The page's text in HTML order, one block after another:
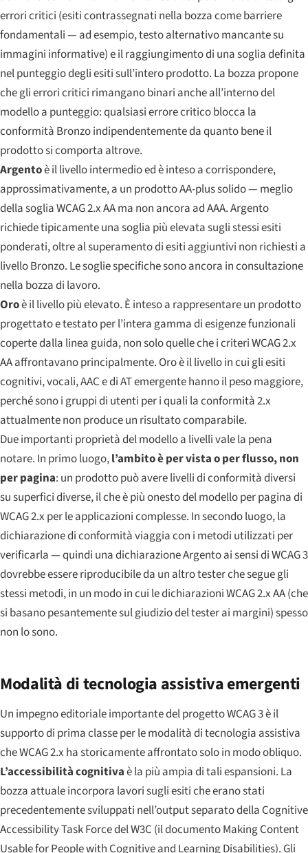
errori critici (esiti contrassegnati nella bozza come barriere
fondamentali — ad esempio, testo alternativo mancante su
immagini informative) e il raggiungimento di una soglia definita
nel punteggio degli esiti sull’intero prodotto. La bozza propone
che gli errori critici rimangano binari anche all’interno del
modello a punteggio: qualsiasi errore critico blocca la
conformità Bronzo indipendentemente da quanto bene il
prodotto si comporta altrove.
Argentoè il livello intermedio ed è inteso a corrispondere,
approssimativamente, a un prodotto AA-plus solido — meglio
della soglia WCAG 2.x AA ma non ancora ad AAA. Argento
richiede tipicamente una soglia più elevata sugli stessi esiti
ponderati, oltre al superamento di esiti aggiuntivi non richiesti a
livello Bronzo. Le soglie specifiche sono ancora in consultazione
nella bozza di lavoro.
Oroè il livello più elevato. È inteso a rappresentare un prodotto
progettato e testato per l’intera gamma di esigenze funzionali
coperte dalla linea guida, non solo quelle che i criteri WCAG 2.x
AA affrontavano principalmente. Oro è il livello in cui gli esiti
cognitivi, vocali, AAC e di AT emergente hanno il peso maggiore,
perché sono i gruppi di utenti per i quali la conformità 2.x
attualmente non produce un risultato comparabile.
Due importanti proprietà del modello a livelli vale la pena
notare. In primo luogo,l’ambito è per vista o per flusso, non
per pagina: un prodotto può avere livelli di conformità diversi
su superfici diverse, il che è più onesto del modello per pagina di
WCAG 2.x per le applicazioni complesse. In secondo luogo, la
dichiarazione di conformità viaggia con i metodi utilizzati per
verificarla — quindi una dichiarazione Argento ai sensi di WCAG 3
dovrebbe essere riproducibile da un altro tester che segue gli
stessi metodi, in un modo in cui le dichiarazioni WCAG 2.x AA (che
si basano pesantemente sul giudizio del tester ai margini) spesso
non lo sono.
Modalità di tecnologia assistiva emergenti
Un impegno editoriale importante del progetto WCAG 3 è il
supporto di prima classe per le modalità di tecnologia assistiva
che WCAG 2.x ha storicamente affrontato solo in modo obliquo.
L’accessibilità cognitivaè la più ampia di tali espansioni. La
bozza attuale incorpora lavori sugli esiti che erano stati
precedentemente sviluppati nell’output separato della Cognitive
Accessibility Task Forcedel W3C (il documentoMaking Content
Usable for People with Cognitive and Learning Disabilities). Gli